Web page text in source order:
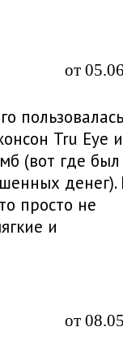
от
пользовалась
Tru Eye и
(вот где был
денег).
просто не
и
от